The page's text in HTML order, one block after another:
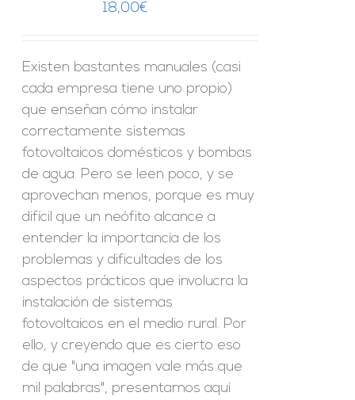
18,00€
Existen bastantes manuales (casi
cada empresa tiene uno propio)
que enseñan cómo instalar
correctamente sistemas
fotovoltaicos domésticos y bombas
de agua. Pero se leen poco, y se
aprovechan menos, porque es muy
difícil que un neófito alcance a
entender la importancia de los
problemas y dificultades de los
aspectos prácticos que involucra la
instalación de sistemas
fotovoltaicos en el medio rural. Por
ello, y creyendo que es cierto eso
de que "una imagen vale más que
mil palabras", presentamos aquí